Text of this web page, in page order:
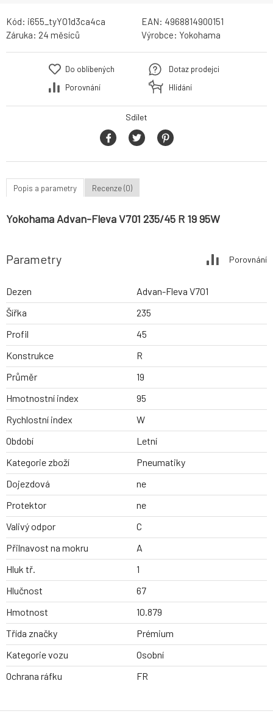
Kód: i655_tyYO1d3ca4ca EAN: 4968814900151
Záruka: 24 měsíců Výrobce: Yokohama
Do oblíbených
Porovnání
Dotaz prodejci
Hlídání
Sdílet
Popis a parametry Recenze (0)
Yokohama Advan-Fleva V701 235/45 R 19 95W
Parametry Porovnání
Dezen
Advan-Fleva V701
Šířka
235
Profil
45
Konstrukce
R
Průměr
19
Hmotnostní index
95
Rychlostní index
W
Období
Letní
Kategorie zboží
Pneumatiky
Dojezdová
ne
Protektor
ne
Valivý odpor
C
Přilnavost na mokru
A
Hluk tř.
1
Hlučnost
67
Hmotnost
10.879
Třída značky
Prémium
Kategorie vozu
Osobní
Ochrana ráfku
FR